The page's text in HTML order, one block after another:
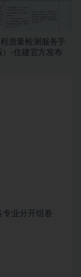
质量检测服务手
）-住建官方发布
专业分开组卷